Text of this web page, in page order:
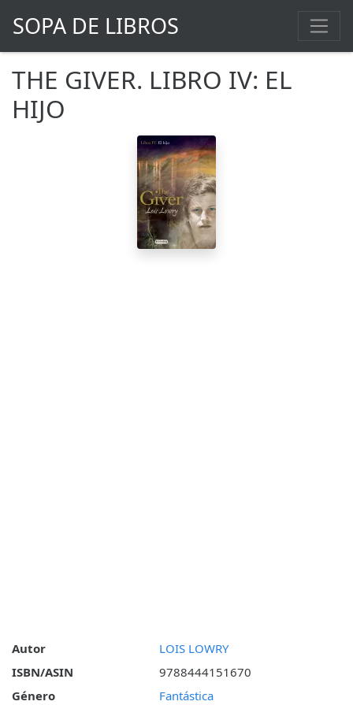
SOPA DE LIBROS
THE GIVER. LIBRO IV: EL
HIJO
Autor
LOIS LOWRY
ISBN/ASIN
9788444151670
Género
Fantástica